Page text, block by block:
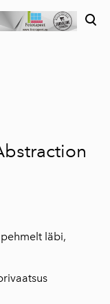
läbi,